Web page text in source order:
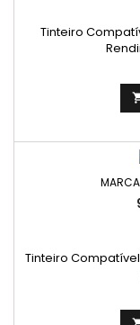
Tinteiro
Tinteiro